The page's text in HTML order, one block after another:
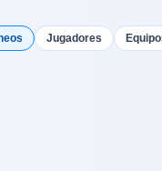
Jugadores